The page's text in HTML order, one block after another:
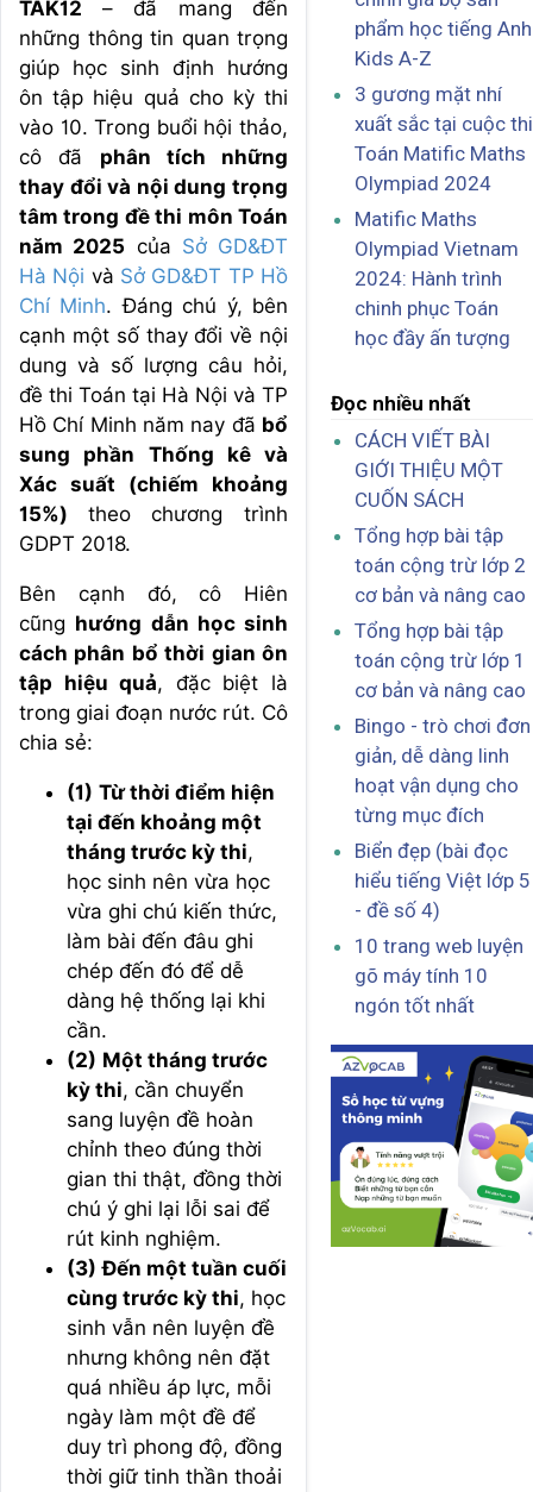
TAK12 – đã mang đến
những thông tin quan trọng
giúp học sinh định hướng
ôn tập hiệu quả cho kỳ thi
vào 10. Trong buổi hội thảo,
cô đã phân tích những
thay đổi và nội dung trọng
tâm trong đề thi môn Toán
năm 2025 của Sở GD&ĐT
Hà Nội và Sở GD&ĐT TP Hồ
Chí Minh. Đáng chú ý, bên
cạnh một số thay đổi về nội
dung và số lượng câu hỏi,
đề thi Toán tại Hà Nội và TP
Hồ Chí Minh năm nay đã bổ
sung phần Thống kê và
Xác suất (chiếm khoảng
15%) theo chương trình
GDPT 2018.
Bên cạnh đó, cô Hiên
cũng hướng dẫn học sinh
cách phân bổ thời gian ôn
tập hiệu quả, đặc biệt là
trong giai đoạn nước rút. Cô
chia sẻ:
(1) Từ thời điểm hiện
tại đến khoảng một
tháng trước kỳ thi,
học sinh nên vừa học
vừa ghi chú kiến thức,
làm bài đến đâu ghi
chép đến đó để dễ
dàng hệ thống lại khi
cần.
(2) Một tháng trước
kỳ thi, cần chuyển
sang luyện đề hoàn
chỉnh theo đúng thời
gian thi thật, đồng thời
chú ý ghi lại lỗi sai để
rút kinh nghiệm.
(3) Đến một tuần cuối
cùng trước kỳ thi, học
sinh vẫn nên luyện đề
nhưng không nên đặt
quá nhiều áp lực, mỗi
ngày làm một đề để
duy trì phong độ, đồng
thời giữ tinh thần thoải
phẩm học tiếng Anh
Kids A-Z
3 gương mặt nhí
xuất sắc tại cuộc thi
Toán Matific Maths
Olympiad 2024
Matific Maths
Olympiad Vietnam
2024: Hành trình
chinh phục Toán
học đầy ấn tượng
Đọc nhiều nhất
CÁCH VIẾT BÀI
GIỚI THIỆU MỘT
CUỐN SÁCH
Tổng hợp bài tập
toán cộng trừ lớp 2
cơ bản và nâng cao
Tổng hợp bài tập
toán cộng trừ lớp 1
cơ bản và nâng cao
Bingo - trò chơi đơn
giản, dễ dàng linh
hoạt vận dụng cho
từng mục đích
Biển đẹp (bài đọc
hiểu tiếng Việt lớp 5
- đề số 4)
10 trang web luyện
gõ máy tính 10
ngón tốt nhất